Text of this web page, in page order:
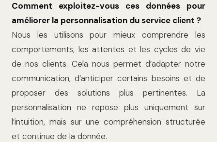
Comment exploitez-vous ces données pour
améliorer la personnalisation du service client ?
Nous les utilisons pour mieux comprendre les
comportements, les attentes et les cycles de vie
de nos clients. Cela nous permet d’adapter notre
communication, d’anticiper certains besoins et de
proposer des solutions plus pertinentes. La
personnalisation ne repose plus uniquement sur
l’intuition, mais sur une compréhension structurée
et continue de la donnée.